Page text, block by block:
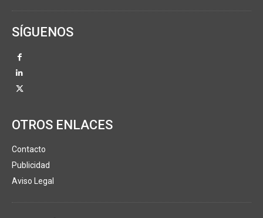
SÍGUENOS
OTROS ENLACES
Contacto
Publicidad
Aviso Legal